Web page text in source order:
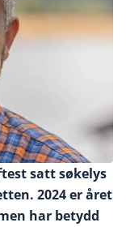
satt søkelys
2024 er året
har betydd